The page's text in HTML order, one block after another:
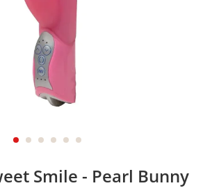
Smile - Pearl Bunny